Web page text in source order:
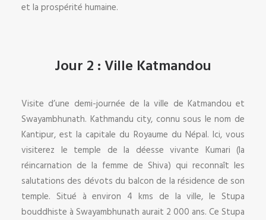
et la prospérité humaine.
Jour 2 : Ville Katmandou
Visite d’une demi-journée de la ville de Katmandou et
Swayambhunath. Kathmandu city, connu sous le nom de
Kantipur, est la capitale du Royaume du Népal. Ici, vous
visiterez le temple de la déesse vivante Kumari (la
réincarnation de la femme de Shiva) qui reconnaît les
salutations des dévots du balcon de la résidence de son
temple. Situé à environ 4 kms de la ville, le Stupa
bouddhiste à Swayambhunath aurait 2 000 ans. Ce Stupa